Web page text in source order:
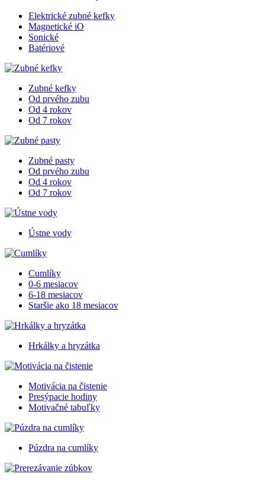
Elektrické zubné kefky
Magnetické iO
Sonické
Batériové
Zubné kefky
Od prvého zubu
Od 4 rokov
Od 7 rokov
Zubné pasty
Od prvého zubu
Od 4 rokov
Od 7 rokov
Ústne vody
Cumlíky
0-6 mesiacov
6-18 mesiacov
Staršie ako 18 mesiacov
Hrkálky a hryzátka
Motivácia na čistenie
Presýpacie hodiny
Motivačné tabuľky
Púzdra na cumlíky